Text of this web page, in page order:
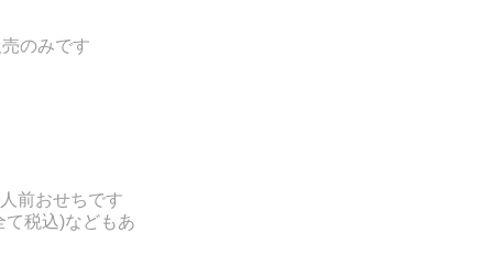
のみです
前おせちです
税込)などもあ